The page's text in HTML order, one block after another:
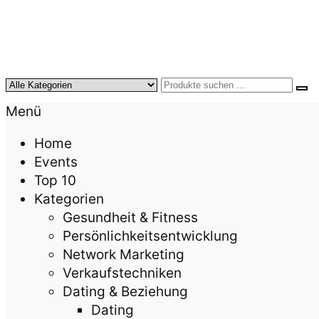
KursTipps.de
Weil Weiterbildung die beste Investition für mehr
Menü
Home
Events
Top 10
Kategorien
Gesundheit & Fitness
Persönlichkeitsentwicklung
Network Marketing
Verkaufstechniken
Dating & Beziehung
Dating